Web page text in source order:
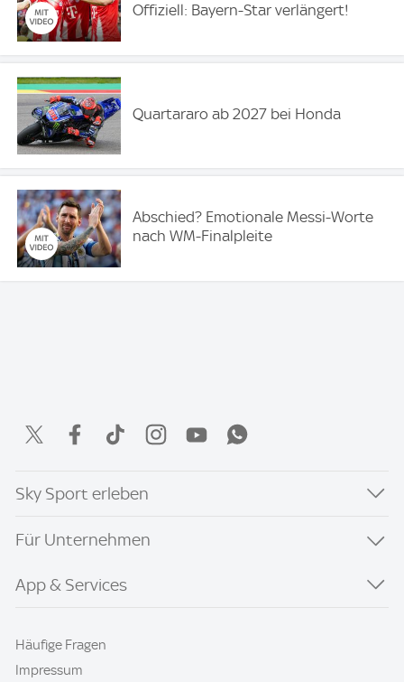
Offiziell: Bayern-Star verlängert!
Quartararo ab 2027 bei Honda
Abschied? Emotionale Messi-Worte
nach WM-Finalpleite
Sky Sport erleben
Für Unternehmen
App & Services
Häufige Fragen
Impressum